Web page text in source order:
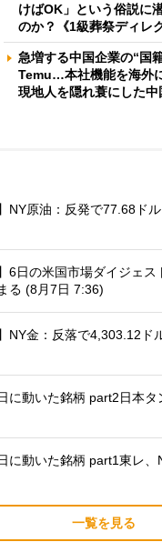
けばOK」という俗説に
のか？《1級葬祭ディレ
急増する中国企業の“国
Temu…本社機能を海外
現地人を隠れ蓑にした
NY原油：反発で77.68ド
6日の米国市場ダイジェ
る (8月7日 7:36)
NY金：反落で4,303.12ド
に動いた銘柄 part2日本
に動いた銘柄 part1東レ
一覧を見る